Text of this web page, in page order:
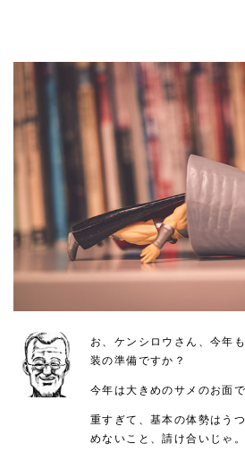
お、ケンシロウさん、今年
装の準備ですか？
今年は大きめのサメのお面で
重すぎて、基本の体勢はう
めないこと、請け合いじゃ。